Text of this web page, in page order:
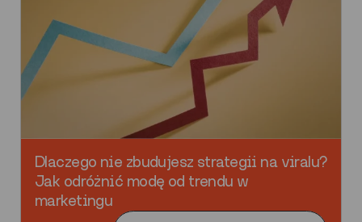
Dlaczego nie zbudujesz strategii na viralu?
Jak odróżnić modę od trendu w
marketingu